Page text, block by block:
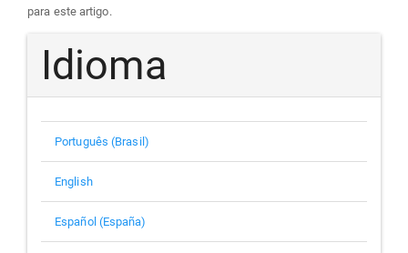
para este artigo.
Idioma
Português (Brasil)
English
Español (España)